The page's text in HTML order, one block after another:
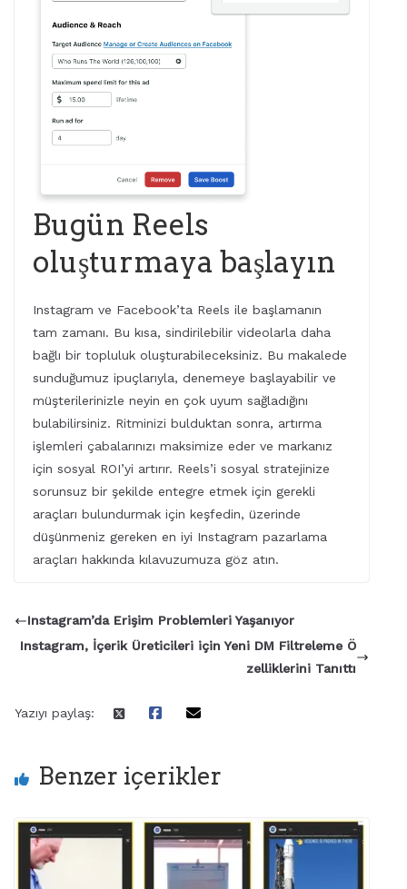
Bugün Reels
oluşturmaya başlayın
Instagram ve Facebook’ta Reels ile başlamanın
tam zamanı. Bu kısa, sindirilebilir videolarla daha
bağlı bir topluluk oluşturabileceksiniz. Bu makalede
sunduğumuz ipuçlarıyla, denemeye başlayabilir ve
müşterilerinizle neyin en çok uyum sağladığını
bulabilirsiniz. Ritminizi bulduktan sonra, artırma
işlemleri çabalarınızı maksimize eder ve markanız
için sosyal ROI’yi artırır. Reels’i sosyal stratejinize
sorunsuz bir şekilde entegre etmek için gerekli
araçları bulundurmak için keşfedin, üzerinde
düşünmeniz gereken en iyi Instagram pazarlama
araçları hakkında kılavuzumuza göz atın.
Instagram’da Erişim Problemleri Yaşanıyor
Instagram, İçerik Üreticileri için Yeni DM Filtreleme Ö
zelliklerini Tanıttı
Yazıyı paylaş:
Benzer içerikler